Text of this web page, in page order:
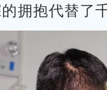
拥抱代替了